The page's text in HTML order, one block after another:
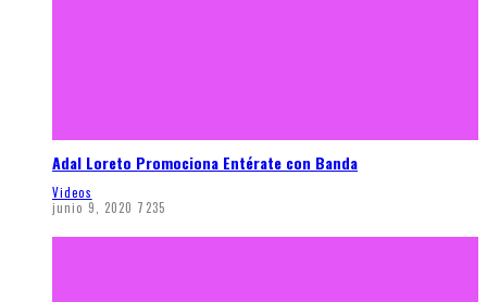
Adal Loreto Promociona Entérate con Banda
Videos
junio 9, 2020 7235